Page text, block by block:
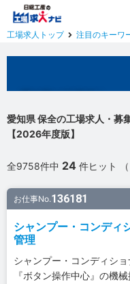
工場求人トップ 注目のキーワ
愛知県 保全の工場求人・募
【2026年度版】
全9758件中 24 件ヒット
お仕事No.136181
シャンプー・コンディ
管理
シャンプー・コンディシ
『ボタン操作中心』の機